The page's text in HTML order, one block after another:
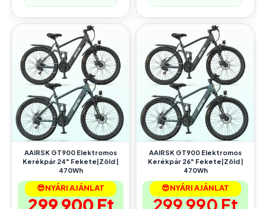
AAIRSK GT900 Elektromos
Kerékpár 24″ Fekete|Zöld |
470Wh
😎NYÁRI AJÁNLAT
299 900 Ft
AAIRSK GT900 Elektromos
Kerékpár 26″ Fekete|Zöld |
470Wh
😎NYÁRI AJÁNLAT
299 990 Ft